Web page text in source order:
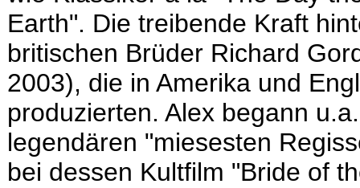
Earth". Die treibende Kraft
britischen Brüder Richard
2003), die in Amerika und
produzierten. Alex begann
legendären "miesesten
bei dessen Kultfilm "Bride of